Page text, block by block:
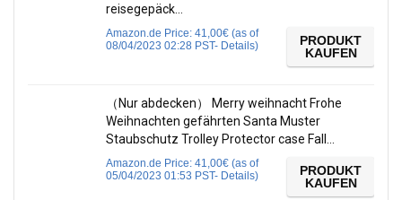
reisegepäck…
Amazon.de Price: 41,00€ (as of
08/04/2023 02:28 PST- Details)
PRODUKT
KAUFEN
（Nur abdecken） Merry weihnacht Frohe
Weihnachten gefährten Santa Muster
Staubschutz Trolley Protector case Fall…
Amazon.de Price: 41,00€ (as of
05/04/2023 01:53 PST- Details)
PRODUKT
KAUFEN